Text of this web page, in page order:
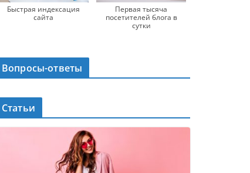
Быстрая индексация
сайта
Первая тысяча
посетителей блога в
сутки
Вопросы-ответы
Статьи